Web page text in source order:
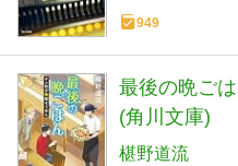
949
最後の晩ご
(角川文庫)
椹野道流